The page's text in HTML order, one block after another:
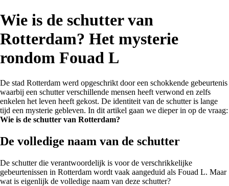
Wie is de schutter van
Rotterdam? Het mysterie
rondom Fouad L
De stad Rotterdam werd opgeschrikt door een schokkende gebeurtenis
waarbij een schutter verschillende mensen heeft verwond en zelfs
enkelen het leven heeft gekost. De identiteit van de schutter is lange
tijd een mysterie gebleven. In dit artikel gaan we dieper in op de vraag:
Wie is de schutter van Rotterdam?
De volledige naam van de schutter
De schutter die verantwoordelijk is voor de verschrikkelijke
gebeurtenissen in Rotterdam wordt vaak aangeduid als Fouad L. Maar
wat is eigenlijk de volledige naam van deze schutter?